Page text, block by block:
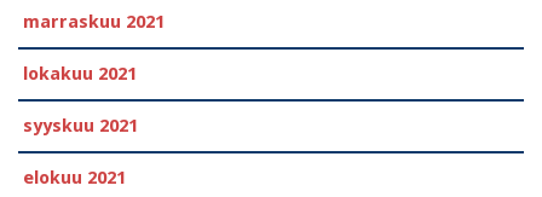
marraskuu 2021
lokakuu 2021
syyskuu 2021
elokuu 2021